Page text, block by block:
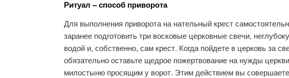
Ритуал – способ приворота
Для выполнения приворота на нательный крест
заранее подготовить три восковые церковные свечи,
водой и, собственно, сам крест. Когда пойдете в церковь за
обязательно оставьте щедрое пожертвование на нужды
милостыню просящим у ворот. Этим действием вы